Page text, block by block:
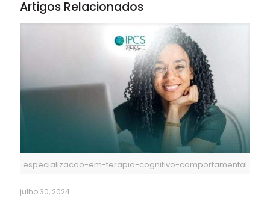
Artigos Relacionados
especializacao-em-terapia-cognitivo-comportamental
julho 30, 2024